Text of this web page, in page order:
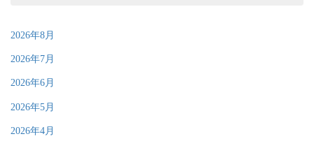
2026年8月
2026年7月
2026年6月
2026年5月
2026年4月